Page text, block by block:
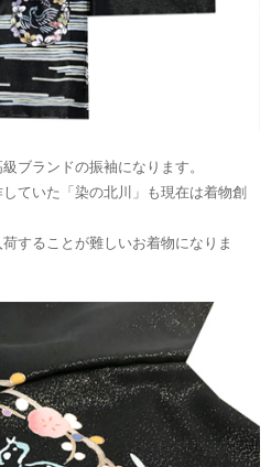
ブランドの振袖になります。
ていた「染の北川」も現在は着物創
することが難しいお着物になりま